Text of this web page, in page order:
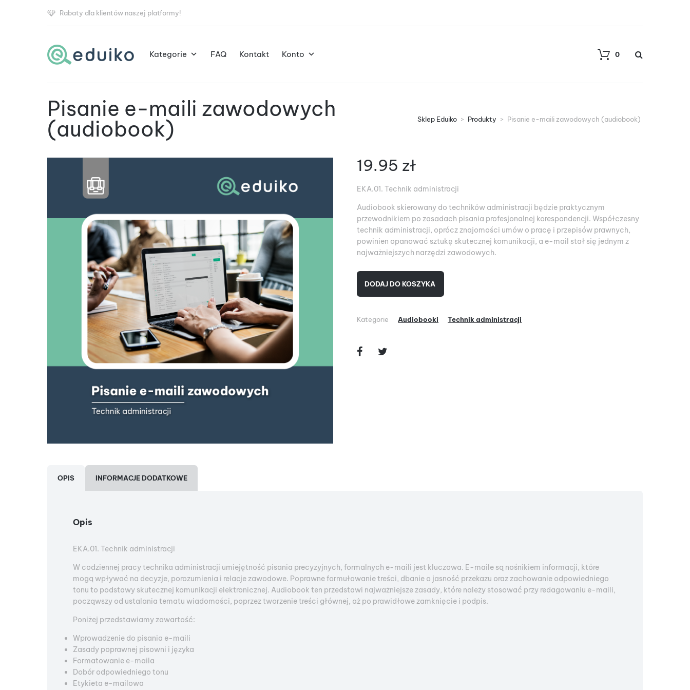
Rabaty dla klientów naszej platformy!
Kategorie FAQ Kontakt Konto 0
Pisanie e-maili zawodowych
(audiobook) Sklep Eduiko > Produkty > Pisanie e-maili zawodowych (audiobook)
19.95 zł
EKA.01. Technik administracji
Audiobook skierowany do techników administracji będzie praktycznym
przewodnikiem po zasadach pisania profesjonalnej korespondencji. Współczesny
technik administracji, oprócz znajomości umów o pracę i przepisów prawnych,
powinien opanować sztukę skutecznej komunikacji, a e-mail stał się jednym z
najważniejszych narzędzi zawodowych.
DODAJ DO KOSZYKA
Kategorie Audiobooki Technik administracji
OPIS INFORMACJE DODATKOWE
Opis
EKA.01. Technik administracji
W codziennej pracy technika administracji umiejętność pisania precyzyjnych, formalnych e-maili jest kluczowa. E-maile są nośnikiem informacji, które
mogą wpływać na decyzje, porozumienia i relacje zawodowe. Poprawne formułowanie treści, dbanie o jasność przekazu oraz zachowanie odpowiedniego
tonu to podstawy skutecznej komunikacji elektronicznej. Audiobook ten przedstawi najważniejsze zasady, które należy stosować przy redagowaniu e-maili,
począwszy od ustalania tematu wiadomości, poprzez tworzenie treści głównej, aż po prawidłowe zamknięcie i podpis.
Poniżej przedstawiamy zawartość:
Wprowadzenie do pisania e-maili
Zasady poprawnej pisowni i języka
Formatowanie e-maila
Dobór odpowiedniego tonu
Etykieta e-mailowa